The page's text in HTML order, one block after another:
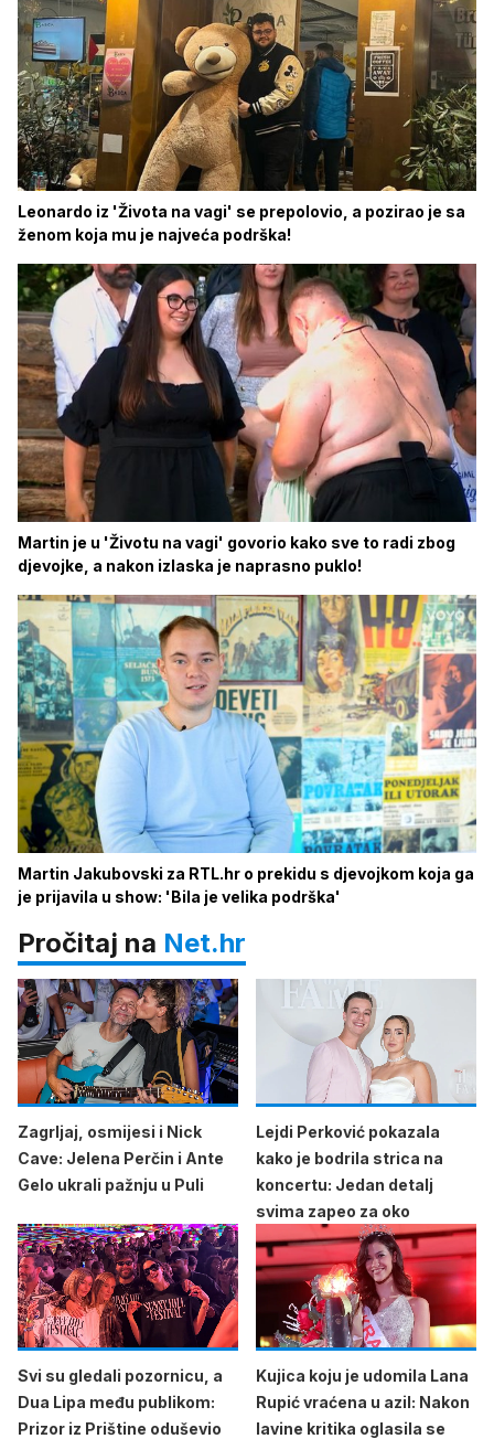
Leonardo iz 'Života na vagi' se prepolovio, a pozirao je sa
ženom koja mu je najveća podrška!
Martin je u 'Životu na vagi' govorio kako sve to radi zbog
djevojke, a nakon izlaska je naprasno puklo!
Martin Jakubovski za RTL.hr o prekidu s djevojkom koja ga
je prijavila u show: 'Bila je velika podrška'
Pročitaj na Net.hr
Zagrljaj, osmijesi i Nick
Cave: Jelena Perčin i Ante
Gelo ukrali pažnju u Puli
Lejdi Perković pokazala
kako je bodrila strica na
koncertu: Jedan detalj
svima zapeo za oko
Svi su gledali pozornicu, a
Dua Lipa među publikom:
Prizor iz Prištine oduševio
Kujica koju je udomila Lana
Rupić vraćena u azil: Nakon
lavine kritika oglasila se